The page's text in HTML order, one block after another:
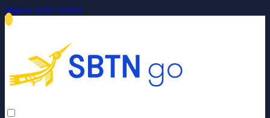
Skip to main content